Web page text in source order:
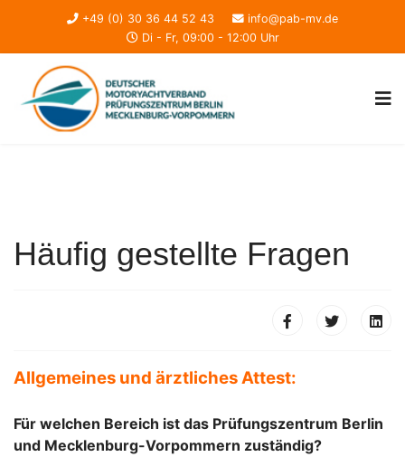
+49 (0) 30 36 44 52 43
info@pab-mv.de
Di - Fr, 09:00 - 12:00 Uhr
Häufig gestellte Fragen
Allgemeines und ärztliches Attest:
Für welchen Bereich ist das Prüfungszentrum Berlin
und Mecklenburg-Vorpommern zuständig?